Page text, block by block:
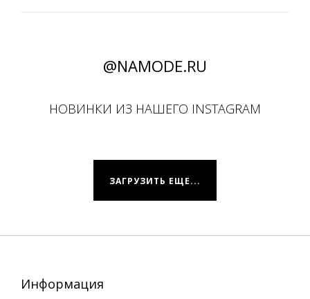
@NAMODE.RU
НОВИНКИ ИЗ НАШЕГО INSTAGRAM
ЗАГРУЗИТЬ ЕЩЕ...
Информация